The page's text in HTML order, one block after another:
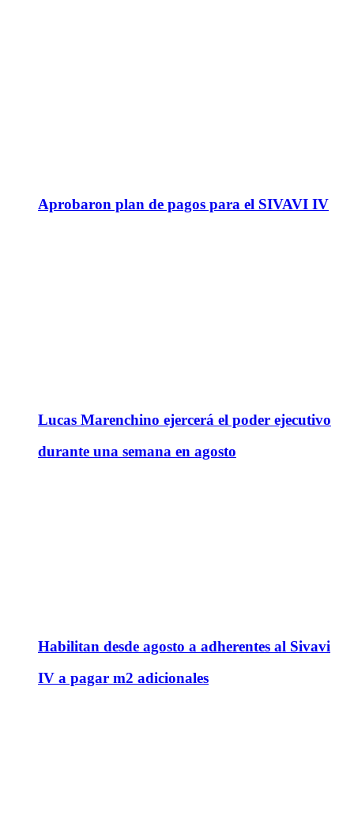
Aprobaron plan de pagos para el SIVAVI IV
Lucas Marenchino ejercerá el poder ejecutivo
durante una semana en agosto
Habilitan desde agosto a adherentes al Sivavi
IV a pagar m2 adicionales